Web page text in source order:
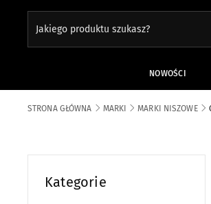
Jakiego produktu szukasz?
NOWOŚCI
STRONA GŁÓWNA MARKI MARKI NISZOWE
Kategorie